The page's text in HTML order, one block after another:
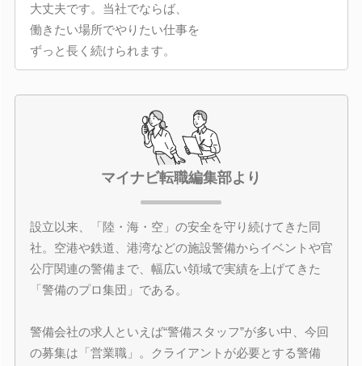
大丈夫です。当社でならば、
働きたい場所でやりたい仕事を
ずっと長く続けられます。
マイナビ転職編集部より
設立以来、「陸・海・空」の安全を守り続けてきた同
社。空港や鉄道、港湾などの施設警備からイベントや官
公庁関連の警備まで、幅広い領域で実績を上げてきた
「警備のプロ集団」である。
警備会社の求人といえば“警備スタッフ”が多い中、今回
の募集は「営業職」。クライアントが必要とする警備